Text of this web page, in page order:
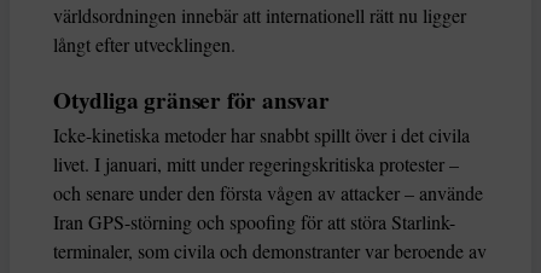
världsordningen innebär att internationell rätt nu ligger
långt efter utvecklingen.
Otydliga gränser för ansvar
Icke-kinetiska metoder har snabbt spillt över i det civila
livet. I januari, mitt under regeringskritiska protester –
och senare under den första vågen av attacker – använde
Iran GPS-störning och spoofing för att störa Starlink-
terminaler, som civila och demonstranter var beroende av